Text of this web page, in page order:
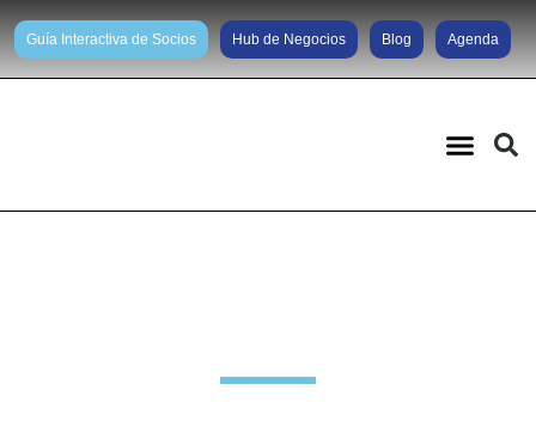
Guía Interactiva de Socios Hub de Negocios Blog Agenda